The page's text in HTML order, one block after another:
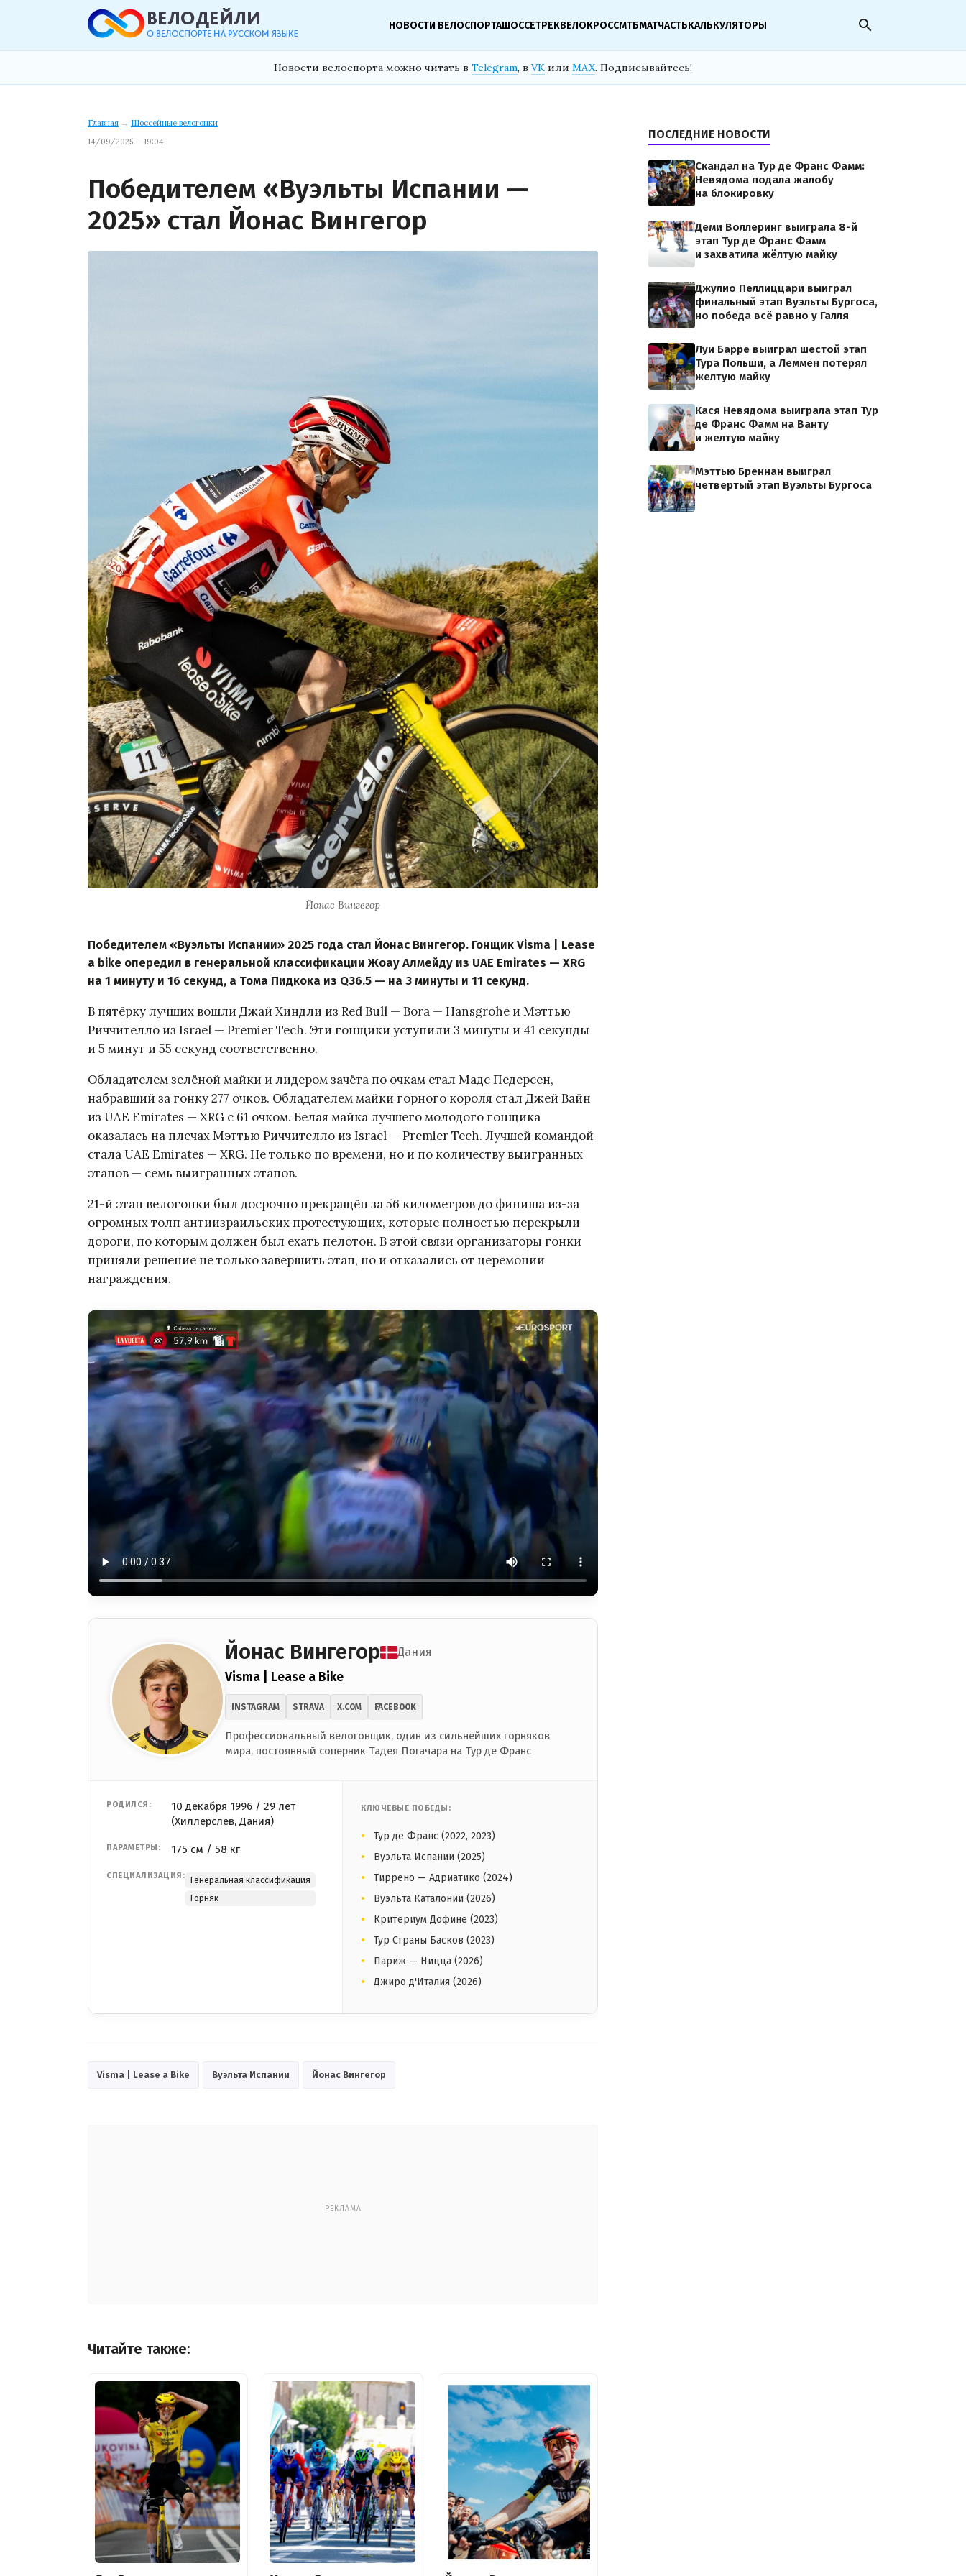
НОВОСТИ ВЕЛОСПОРТАШОССЕТРЕКВЕЛОКРОССМТБМАТЧАСТЬКАЛЬКУЛЯТОРЫ search
Новости велоспорта можно читать в Telegram, в VK или MAX. Подписывайтесь!
Главная → Шоссейные велогонки
14/09/2025 — 19:04
Победителем «Вуэльты Испании —
2025» стал Йонас Вингегор
Йонас Вингегор
Победителем «Вуэльты Испании» 2025 года стал Йонас Вингегор. Гонщик Visma | Lease
a bike опередил в генеральной классификации Жоау Алмейду из UAE Emirates — XRG
на 1 минуту и 16 секунд, а Тома Пидкока из Q36.5 — на 3 минуты и 11 секунд.
В пятёрку лучших вошли Джай Хиндли из Red Bull — Bora — Hansgrohe и Мэттью
Риччителло из Israel — Premier Tech. Эти гонщики уступили 3 минуты и 41 секунды
и 5 минут и 55 секунд соответственно.
Обладателем зелёной майки и лидером зачёта по очкам стал Мадс Педерсен,
набравший за гонку 277 очков. Обладателем майки горного короля стал Джей Вайн
из UAE Emirates — XRG с 61 очком. Белая майка лучшего молодого гонщика
оказалась на плечах Мэттью Риччителло из Israel — Premier Tech. Лучшей командой
стала UAE Emirates — XRG. Не только по времени, но и по количеству выигранных
этапов — семь выигранных этапов.
21-й этап велогонки был досрочно прекращён за 56 километров до финиша из-за
огромных толп антиизраильских протестующих, которые полностью перекрыли
дороги, по которым должен был ехать пелотон. В этой связи организаторы гонки
приняли решение не только завершить этап, но и отказались от церемонии
награждения.
Йонас Вингегор Дания
Visma | Lease a Bike
INSTAGRAM STRAVA X.COM FACEBOOK
Профессиональный велогонщик, один из сильнейших горняков
мира, постоянный соперник Тадея Погачара на Тур де Франс
РОДИЛСЯ:
10 декабря 1996 / 29 лет
(Хиллерслев, Дания)
ПАРАМЕТРЫ: 175 см / 58 кг
СПЕЦИАЛИЗАЦИЯ:
Генеральная классификация
Горняк
КЛЮЧЕВЫЕ ПОБЕДЫ:
Тур де Франс (2022, 2023)
Вуэльта Испании (2025)
Тиррено — Адриатико (2024)
Вуэльта Каталонии (2026)
Критериум Дофине (2023)
Тур Страны Басков (2023)
Париж — Ницца (2026)
Джиро д'Италия (2026)
Visma | Lease a Bike Вуэльта Испании Йонас Вингегор
РЕКЛАМА
Читайте также:
ПОСЛЕДНИЕ НОВОСТИ
Скандал на Тур де Франс Фамм:
Невядома подала жалобу
на блокировку
Деми Воллеринг выиграла 8-й
этап Тур де Франс Фамм
и захватила жёлтую майку
Джулио Пеллиццари выиграл
финальный этап Вуэльты Бургоса,
но победа всё равно у Галля
Луи Барре выиграл шестой этап
Тура Польши, а Леммен потерял
желтую майку
Кася Невядома выиграла этап Тур
де Франс Фамм на Ванту
и желтую майку
Мэттью Бреннан выиграл
четвертый этап Вуэльты Бургоса